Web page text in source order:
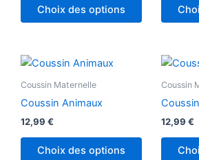
Choix des options
Coussin Maternelle
Coussin Animaux
12,99 €
Choix des options
Coussin
12,99 €